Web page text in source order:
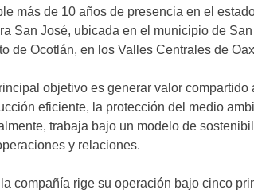
más de 10 años de presencia en el
San José, ubicada en el municipio de
de Ocotlán, en los Valles Centrales de
objetivo es generar valor compartido
eficiente, la protección del medio
trabaja bajo un modelo de
y relaciones.
la compañía rige su operación bajo cinco